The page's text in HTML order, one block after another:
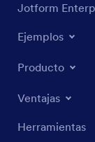
Jotform
Ejemplos
Producto
Ventajas
Herramientas